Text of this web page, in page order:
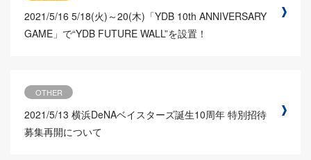
2021/5/16 5/18(火)～20(木)「YDB 10th ANNIVERSARY
GAME」で“YDB FUTURE WALL”を設置！
OTHER
2021/5/13 横浜DeNAベイスターズ誕生10周年 特別招待
募集再開について